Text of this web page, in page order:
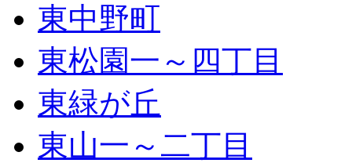
東中野町
東松園一～四丁目
東緑が丘
東山一～二丁目